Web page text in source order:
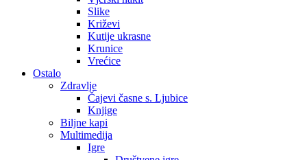
Slike
Križevi
Kutije ukrasne
Krunice
Vrećice
Ostalo
Zdravlje
Čajevi časne s. Ljubice
Knjige
Biljne kapi
Multimedija
Igre